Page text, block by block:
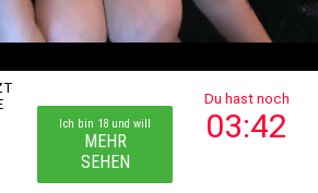
Ich bin 18 und will
MEHR
SEHEN
Du hast noch
03:42